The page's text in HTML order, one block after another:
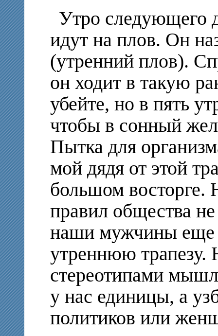
Утро следующего
идут на плов. Он
(утренний плов).
он ходит в такую
убейте, но в пять
чтобы в сонный
Пытка для
мой дядя от этой
большом восторге.
правил общества
наши мужчины еще
утреннюю трапезу.
стереотипами
у нас единицы, а
политиков или